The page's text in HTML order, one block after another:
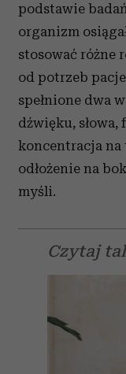
podstawie
organizm
stosować różne
od potrzeb
spełnione dwa
dźwięku,
koncentracja
odłożenie na
myśli.
Czytaj